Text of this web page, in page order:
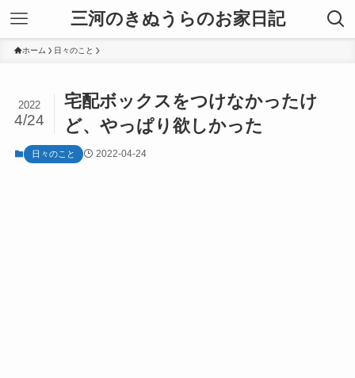
三河のきぬうらのお家日記
ホーム 日々のこと
宅配ボックスをつけなかったけ
ど、やっぱり欲しかった
2022
4/24
日々のこと 2022-04-24